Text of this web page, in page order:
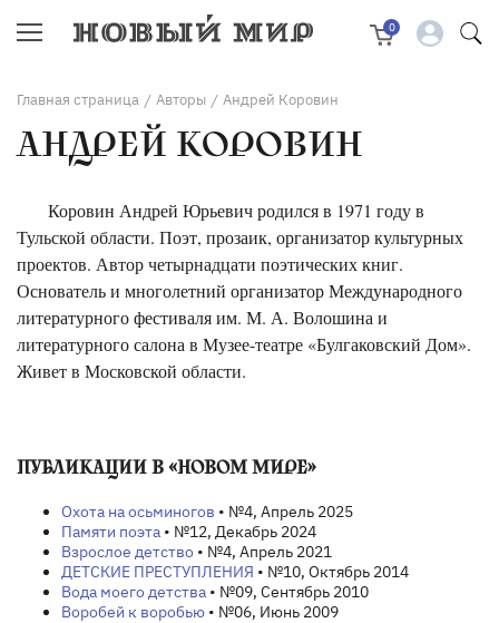
0
Главная страница / Авторы / Андрей Коровин
АНДРЕЙ КОРОВИН
Коровин Андрей Юрьевич родился в 1971 году в
Тульской области. Поэт, прозаик, организатор культурных
проектов. Автор четырнадцати поэтических книг.
Основатель и многолетний организатор Международного
литературного фестиваля им. М. А. Волошина и
литературного салона в Музее-театре «Булгаковский Дом».
Живет в Московской области.
ПУБЛИКАЦИИ В «НОВОМ МИРЕ»
Охота на осьминогов • №4, Апрель 2025
Памяти поэта • №12, Декабрь 2024
Взрослое детство • №4, Апрель 2021
ДЕТСКИЕ ПРЕСТУПЛЕНИЯ • №10, Октябрь 2014
Вода моего детства • №09, Сентябрь 2010
Воробей к воробью • №06, Июнь 2009